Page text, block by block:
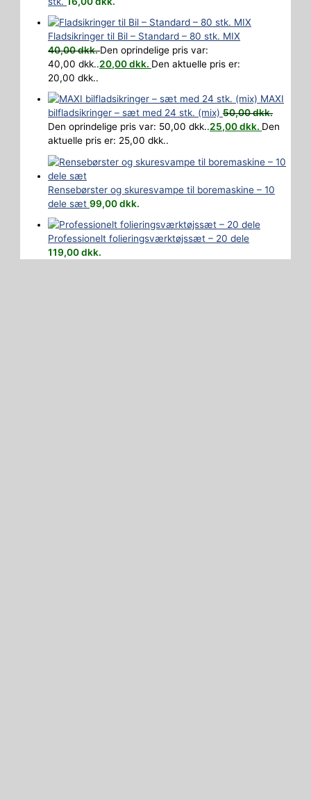
Fladsikringer til Bil – Standard – 80 stk. MIX
40,00dkk.Den oprindelige pris var:
40,00 dkk..20,00dkk. Den aktuelle pris er:
20,00 dkk..
MAXI
bilfladsikringer – sæt med 24 stk. (mix) 50,00dkk.
Den oprindelige pris var: 50,00 dkk..25,00dkk. Den
aktuelle pris er: 25,00 dkk..
Rensebørster og skuresvampe til boremaskine – 10
dele sæt 99,00dkk.
Professionelt folieringsværktøjssæt – 20 dele
119,00dkk.